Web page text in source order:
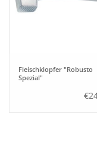
Fleischklopfer "Robusto
Spezial"